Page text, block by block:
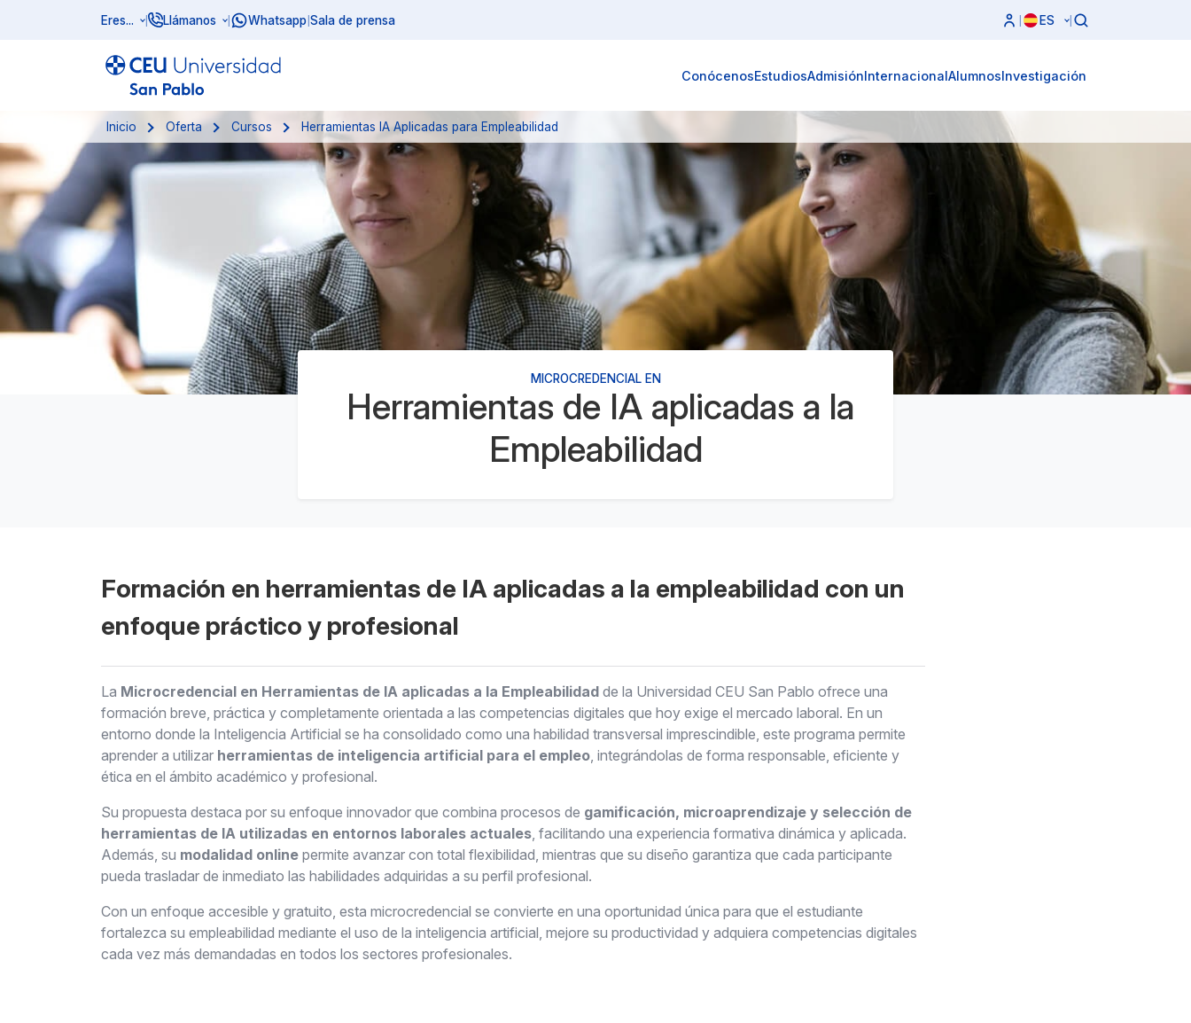
Eres... | Llámanos | Whatsapp Sala de prensa ES |
ConócenosEstudiosAdmisiónInternacionalAlumnosInvestigación
Inicio Oferta Cursos Herramientas IA Aplicadas para Empleabilidad
MICROCREDENCIAL EN
Herramientas de IA aplicadas a la
Empleabilidad
Formación en herramientas de IA aplicadas a la empleabilidad con un
enfoque práctico y profesional
La Microcredencial en Herramientas de IA aplicadas a la Empleabilidad de la Universidad CEU San Pablo ofrece una
formación breve, práctica y completamente orientada a las competencias digitales que hoy exige el mercado laboral. En un
entorno donde la Inteligencia Artificial se ha consolidado como una habilidad transversal imprescindible, este programa permite
aprender a utilizar herramientas de inteligencia artificial para el empleo, integrándolas de forma responsable, eficiente y
ética en el ámbito académico y profesional.
Su propuesta destaca por su enfoque innovador que combina procesos de gamificación, microaprendizaje y selección de
herramientas de IA utilizadas en entornos laborales actuales, facilitando una experiencia formativa dinámica y aplicada.
Además, su modalidad online permite avanzar con total flexibilidad, mientras que su diseño garantiza que cada participante
pueda trasladar de inmediato las habilidades adquiridas a su perfil profesional.
Con un enfoque accesible y gratuito, esta microcredencial se convierte en una oportunidad única para que el estudiante
fortalezca su empleabilidad mediante el uso de la inteligencia artificial, mejore su productividad y adquiera competencias digitales
cada vez más demandadas en todos los sectores profesionales.